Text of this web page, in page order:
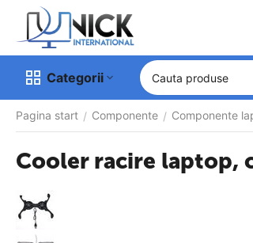
Categorii
Pagina start / Componente / Componente
Cooler racire laptop,